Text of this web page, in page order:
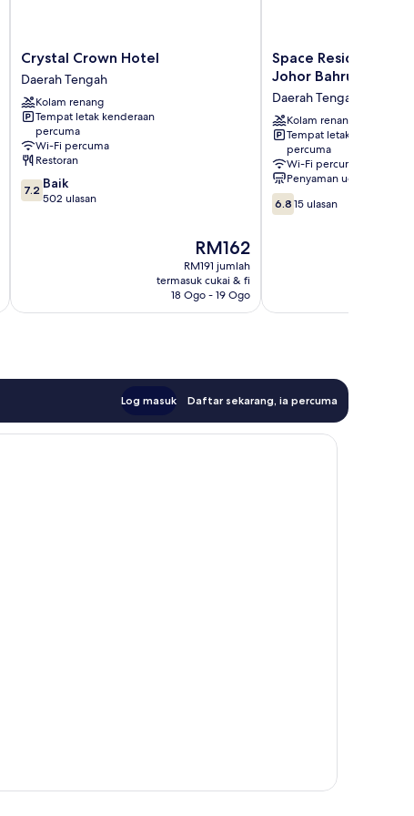
Crystal
Crown
Hotel
Daerah
Tengah
Crystal Crown Hotel
Daerah Tengah
Kolam renang
Tempat letak kenderaan
percuma
Wi-Fi percuma
Restoran
7.2
daripada
7.2 Baik
502 ulasan
Harga
ialah
RM162
RM162
RM191 jumlah
termasuk cukai & fi
18 Ogo - 19 Ogo
Space
Residency
Suites
Johor
Bahru
Daerah
Tengah
Space Residency
Johor Bahru
Daerah Tengah
Kolam renang
Tempat letak kenderaan
percuma
Wi-Fi percuma
Penyaman udara
6.8
daripada
6.8 15 ulasan
Log masuk Daftar sekarang, ia percuma